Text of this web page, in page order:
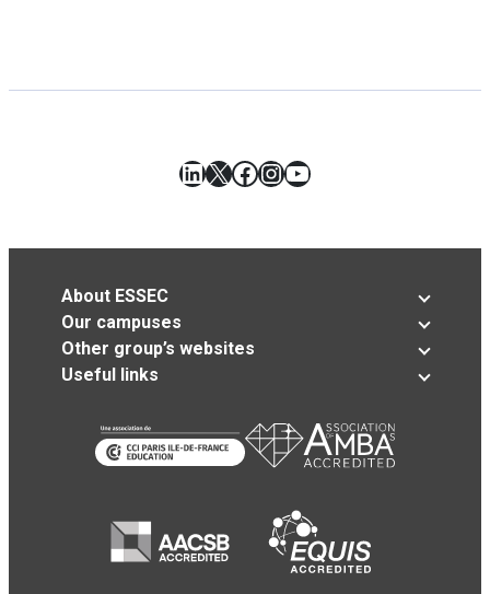
LinkedIn
X Facebook
Instagram
YouTube
About ESSEC
Our campuses
Other group’s websites
Useful links